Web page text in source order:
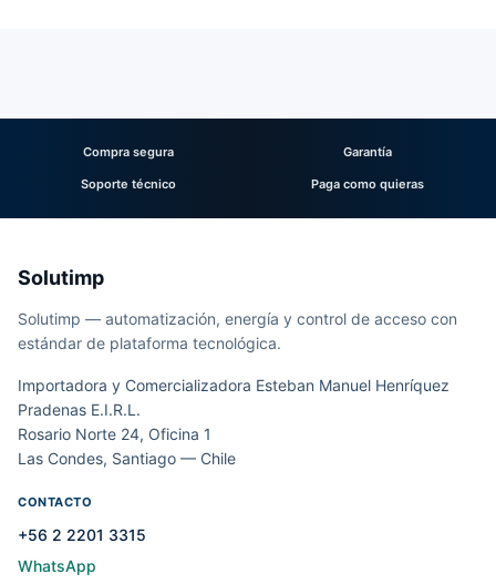
Compra segura Garantía
Soporte técnico Paga como quieras
Solutimp
Solutimp — automatización, energía y control de acceso con
estándar de plataforma tecnológica.
Importadora y Comercializadora Esteban Manuel Henríquez
Pradenas E.I.R.L.
Rosario Norte 24, Oficina 1
Las Condes, Santiago — Chile
CONTACTO
+56 2 2201 3315
WhatsApp